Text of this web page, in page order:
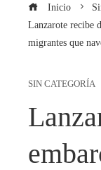
Inicio
Lanzarote recibe
migrantes que
SIN CATEGORÍA